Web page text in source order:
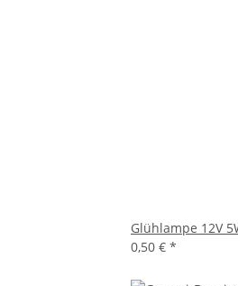
Glühlampe 12V
0,50 € *